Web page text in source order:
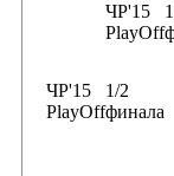
ЧР'15
PlayOff
ЧР'15
PlayOff
1/2
финала